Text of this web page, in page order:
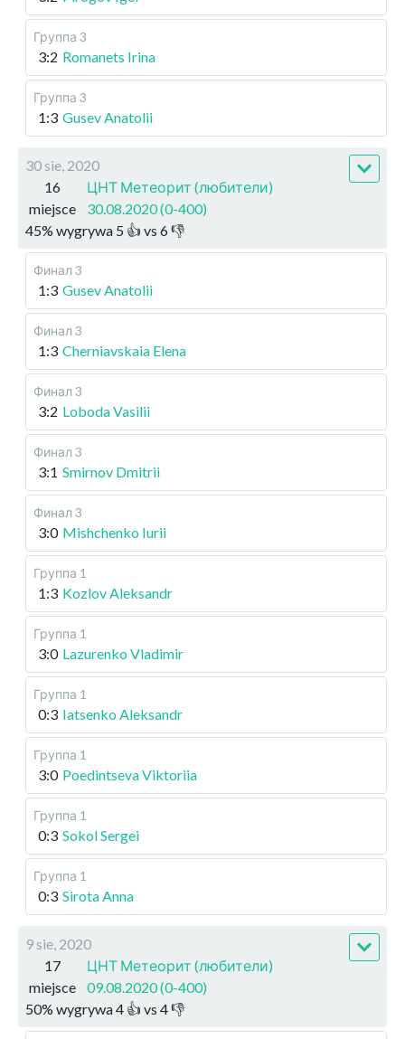
Группа 3
3:2 Romanets Irina
Группа 3
1:3 Gusev Anatolii
30 sie, 2020
16
miejsce
ЦНТ Метеорит (любители)
30.08.2020 (0-400)
45% wygrywa 5 👍 vs 6👎
Финал 3
1:3 Gusev Anatolii
Финал 3
1:3 Cherniavskaia Elena
Финал 3
3:2 Loboda Vasilii
Финал 3
3:1 Smirnov Dmitrii
Финал 3
3:0 Mishchenko Iurii
Группа 1
1:3 Kozlov Aleksandr
Группа 1
3:0 Lazurenko Vladimir
Группа 1
0:3 Iatsenko Aleksandr
Группа 1
3:0 Poedintseva Viktoriia
Группа 1
0:3 Sokol Sergei
Группа 1
0:3 Sirota Anna
9 sie, 2020
17
miejsce
ЦНТ Метеорит (любители)
09.08.2020 (0-400)
50% wygrywa4 👍 vs 4👎